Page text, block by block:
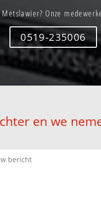
Onze
0519-235006
en we